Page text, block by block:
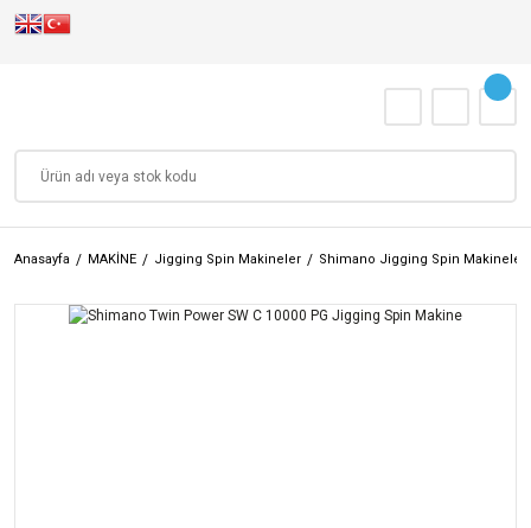
Anasayfa MAKİNE Jigging Spin Makineler Shimano Jigging Spin Makineler